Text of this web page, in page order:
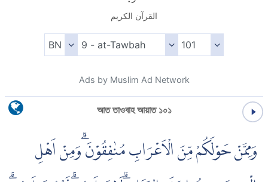
القرآن الكريم
Ads by Muslim Ad Network
আত তাওবাহ আয়াত ১০১
وَمِمَّنْ حَوْلَكُمْ مِّنَ الْاَعْرَابِ مُنٰفِقُوْنَ ۗوَمِنْ اَهْلِ